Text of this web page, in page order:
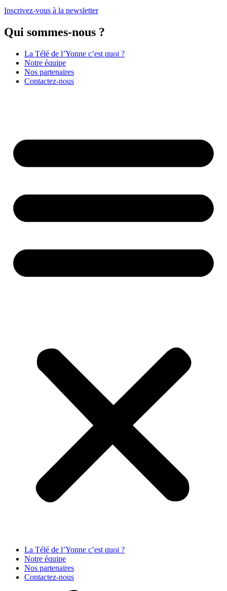
Inscrivez-vous à la newsletter
Qui sommes-nous ?
La Télé de l’Yonne c’est quoi ?
Notre équipe
Nos partenaires
Contactez-nous
La Télé de l’Yonne c’est quoi ?
Notre équipe
Nos partenaires
Contactez-nous